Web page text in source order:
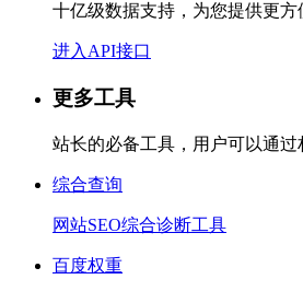
十亿级数据支持，为您提供更
进入API接口
更多工具
站长的必备工具，用户可以通
综合查询
网站SEO综合诊断工具
百度权重